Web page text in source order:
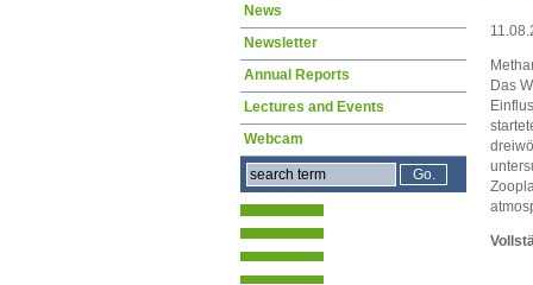
Das
News
Newsletter
Annual Reports
Lectures and Events
Webcam